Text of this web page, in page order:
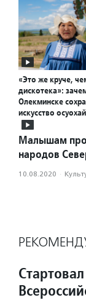
«Это же круче,
дискотека»:
Олекминске
искусство осуохай
Малышам
народов
10.08.2020 ·